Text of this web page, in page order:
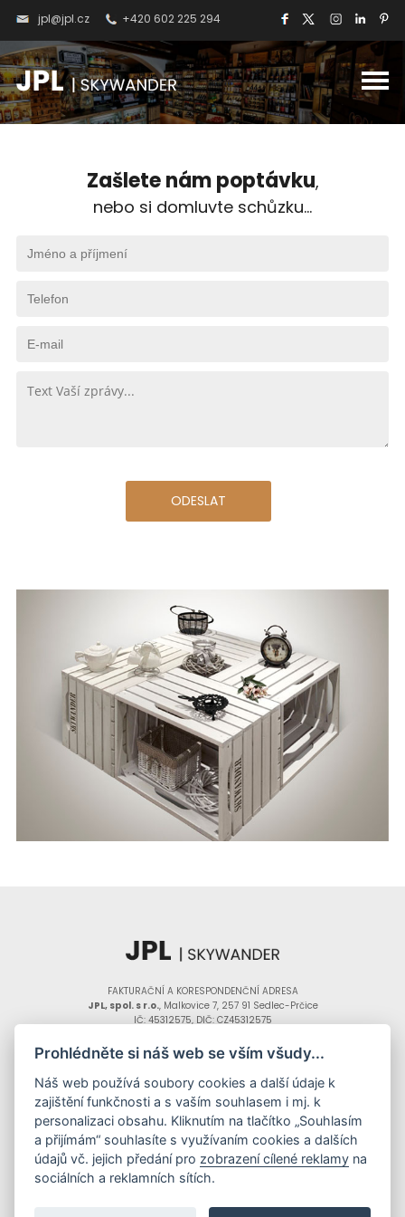
jpl@jpl.cz +420 602 225 294
Zašlete nám poptávku,
nebo si domluvte schůzku...
FAKTURAČNÍ A KORESPONDENČNÍ ADRESA
JPL, spol. s r.o., Malkovice 7, 257 91 Sedlec-Prčice
IČ: 45312575, DIČ: CZ45312575
NASTAVENÍ COOKIES
Copyright ©2025 JPL s.r.o., tvorba stránek: InGenius
SLUŽBY RECENZE REALIZACE O NÁS
Prohlédněte si náš web se vším všudy...
Náš web používá soubory cookies a další údaje k
zajištění funkčnosti a s vaším souhlasem i mj. k
personalizaci obsahu. Kliknutím na tlačítko „Souhlasím
a přijímám“ souhlasíte s využívaním cookies a dalších
údajů vč. jejich předání pro zobrazení cílené reklamy na
sociálních a reklamních sítích.